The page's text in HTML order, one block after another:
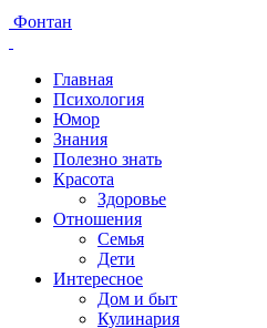
Фонтан
Главная
Психология
Юмор
Знания
Полезно знать
Красота
Здоровье
Отношения
Семья
Дети
Интересное
Дом и быт
Кулинария